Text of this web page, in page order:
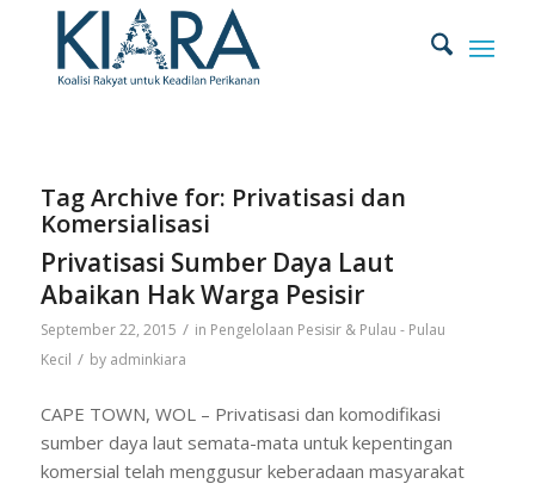
Tag Archive for: Privatisasi dan
Komersialisasi
Privatisasi Sumber Daya Laut
Abaikan Hak Warga Pesisir
September 22, 2015 / in Pengelolaan Pesisir & Pulau - Pulau
Kecil / by adminkiara
CAPE TOWN, WOL – Privatisasi dan komodifikasi
sumber daya laut semata-mata untuk kepentingan
komersial telah menggusur keberadaan masyarakat